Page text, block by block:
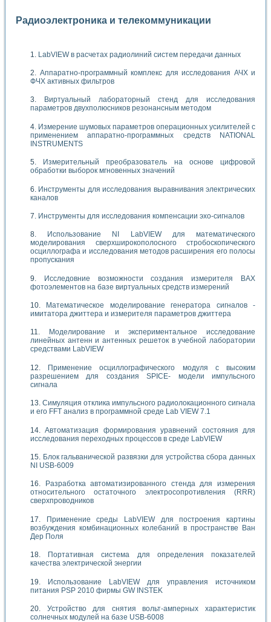
Радиоэлектроника и телекоммуникации
LabVIEW в расчетах радиолиний систем передачи данных
Аппаратно-программный комплекс для исследования АЧХ и
ФЧХ активных фильтров
Виртуальный лабораторный стенд для исследования
параметров двухполюсников резонансным методом
Измерение шумовых параметров операционных усилителей с
применением аппаратно-программных средств NATIONAL
INSTRUMENTS
Измерительный преобразователь на основе цифровой
обработки выборок мгновенных значений
Инструменты для исследования выравнивания электрических
каналов
Инструменты для исследования компенсации эхо-сигналов
Использование NI LabVIEW для математического
моделирования сверхширокополосного стробоскопического
осциллографа и исследования методов расширения его полосы
пропускания
Исследовние возможности создания измерителя ВАХ
фотоэлементов на базе виртуальных средств измерений
Математическое моделирование генератора сигналов -
имитатора джиттера и измерителя параметров джиттера
Моделирование и экспериментальное исследование
линейных антенн и антенных решеток в учебной лаборатории
средствами LabVIEW
Применение осциллографического модуля с высоким
разрешением для создания SPICE- модели импульсного
сигнала
Симуляция отклика импульсного радиолокационного сигнала
и его FFT анализ в программной среде Lab VIEW 7.1
Автоматизация формирования уравнений состояния для
исследования переходных процессов в среде LabVIEW
Блок гальванической развязки для устройства сбора данных
NI USB-6009
Разработка автоматизированного стенда для измерения
относительного остаточного электросопротивления (RRR)
сверхпроводников
Применение среды LabVIEW для построения картины
возбуждения комбинационных колебаний в пространстве Ван
Дер Поля
Портативная система для определения показателей
качества электрической энергии
Использование LabVIEW для управления источником
питания PSP 2010 фирмы GW INSTEK
Устройство для снятия вольт-амперных характеристик
солнечных модулей на базе USB-6008